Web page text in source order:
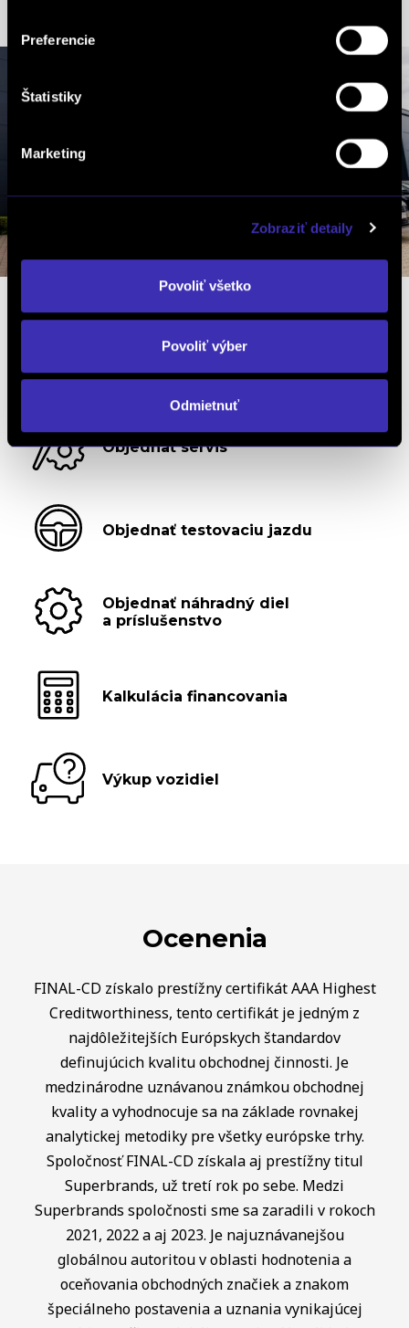
Preferencie
Štatistiky
Marketing
Zobraziť detaily
Povoliť všetko
Povoliť výber
Odmietnuť
Objednať servis
Objednať testovaciu jazdu
Objednať náhradný diel
a príslušenstvo
Kalkulácia financovania
Výkup vozidiel
Ocenenia
FINAL-CD získalo prestížny certifikát AAA Highest
Creditworthiness, tento certifikát je jedným z
najdôležitejších Európskych štandardov
definujúcich kvalitu obchodnej činnosti. Je
medzinárodne uznávanou známkou obchodnej
kvality a vyhodnocuje sa na základe rovnakej
analytickej metodiky pre všetky európske trhy.
Spoločnosť FINAL-CD získala aj prestížny titul
Superbrands, už tretí rok po sebe. Medzi
Superbrands spoločnosti sme sa zaradili v rokoch
2021, 2022 a aj 2023. Je najuznávanejšou
globálnou autoritou v oblasti hodnotenia a
oceňovania obchodných značiek a znakom
špeciálneho postavenia a uznania vynikajúcej